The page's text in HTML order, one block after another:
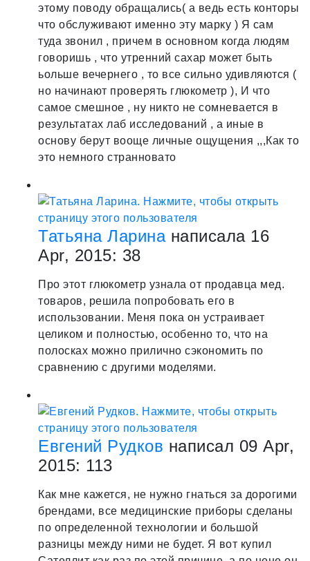
этому поводу обращались( а ведь есть конторы
что обслуживают именно эту марку ) Я сам
туда звонил , причем в основном когда людям
говоришь , что утренний сахар может быть
ьольше вечернего , то все сильно удивляются (
но начинают проверять глюкометр ), И что
самое смешное , ну никто не сомневается в
результатах лаб исследований , а иные в
основу берут вооще личные ощущения ,,,Как то
это немного странновато
Татьяна Ларинанаписала 16
Apr, 2015: 38
Про этот глюкометр узнала от продавца мед.
товаров, решила попробовать его в
использовании. Меня пока он устраивает
целиком и полностью, особенно то, что на
полосках можно прилично сэкономить по
сравнению с другими моделями.
Евгений Рудков написал 09 Apr,
2015: 113
Как мне кажется, не нужно гнаться за дорогими
брендами, все медицинские приборы сделаны
по определенной технологии и большой
разницы между ними не будет. Я вот купил